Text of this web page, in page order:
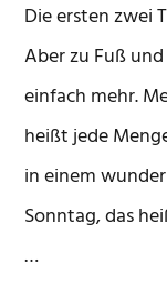
Die ersten zwei
Aber zu Fuß
einfach mehr.
heißt jede
in einem
Sonntag, das
…